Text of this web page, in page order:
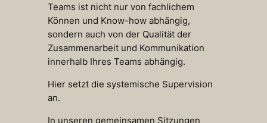
Teams ist nicht nur von fachlichem
Können und Know-how abhängig,
sondern auch von der Qualität der
Zusammenarbeit und Kommunikation
innerhalb Ihres Teams abhängig.
Hier setzt die systemische Supervision
an.
In unseren gemeinsamen Sitzungen